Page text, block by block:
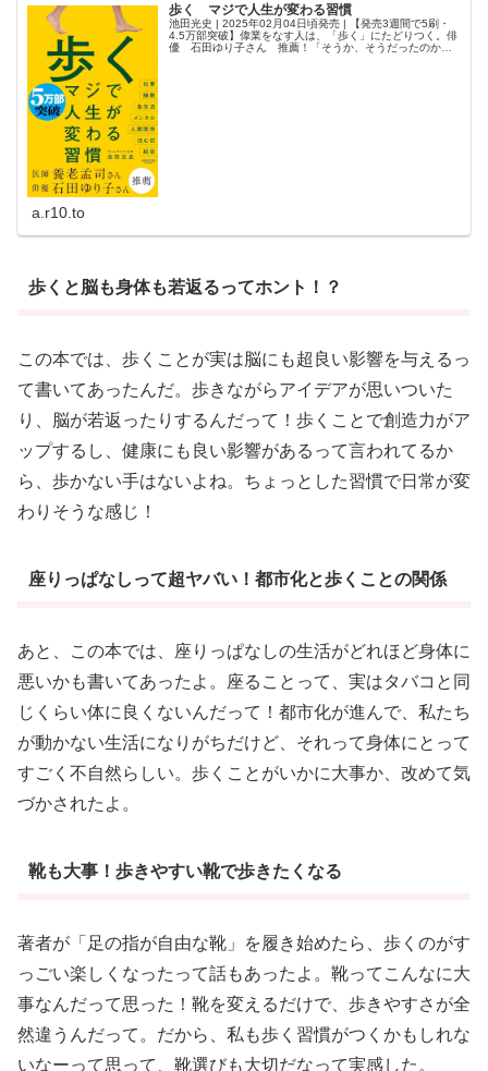
歩く マジで人生が変わる習慣
池田光史 | 2025年02月04日頃発売 | 【発売3週間で5刷・
4.5万部突破】偉業をなす人は、「歩く」にたどりつく。俳
優 石田ゆり子さん 推薦！「そうか、そうだったのか！
a.r10.to
歩くと脳も身体も若返るってホント！？
この本では、歩くことが実は脳にも超良い影響を与えるっ
て書いてあったんだ。歩きながらアイデアが思いついた
り、脳が若返ったりするんだって！歩くことで創造力がア
ップするし、健康にも良い影響があるって言われてるか
ら、歩かない手はないよね。ちょっとした習慣で日常が変
わりそうな感じ！
座りっぱなしって超ヤバい！都市化と歩くことの関係
あと、この本では、座りっぱなしの生活がどれほど身体に
悪いかも書いてあったよ。座ることって、実はタバコと同
じくらい体に良くないんだって！都市化が進んで、私たち
が動かない生活になりがちだけど、それって身体にとって
すごく不自然らしい。歩くことがいかに大事か、改めて気
づかされたよ。
靴も大事！歩きやすい靴で歩きたくなる
著者が「足の指が自由な靴」を履き始めたら、歩くのがす
っごい楽しくなったって話もあったよ。靴ってこんなに大
事なんだって思った！靴を変えるだけで、歩きやすさが全
然違うんだって。だから、私も歩く習慣がつくかもしれな
いなーって思って、靴選びも大切だなって実感した。